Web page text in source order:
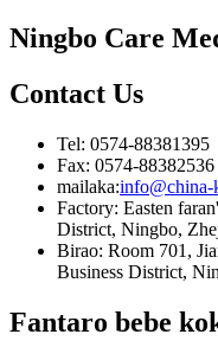
Ningbo Care
Contact Us
Tel: 0574-88381395
Fax: 0574-88382536
mailaka:info@china-
Factory: Easten
District, Ningbo,
Birao: Room 701,
Business District,
Fantaro bebe